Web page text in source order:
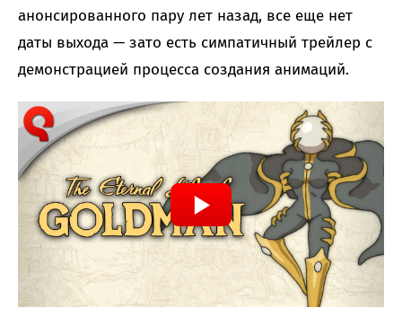
анонсированного пару лет назад, все еще нет
даты выхода — зато есть симпатичный трейлер с
демонстрацией процесса создания анимаций.